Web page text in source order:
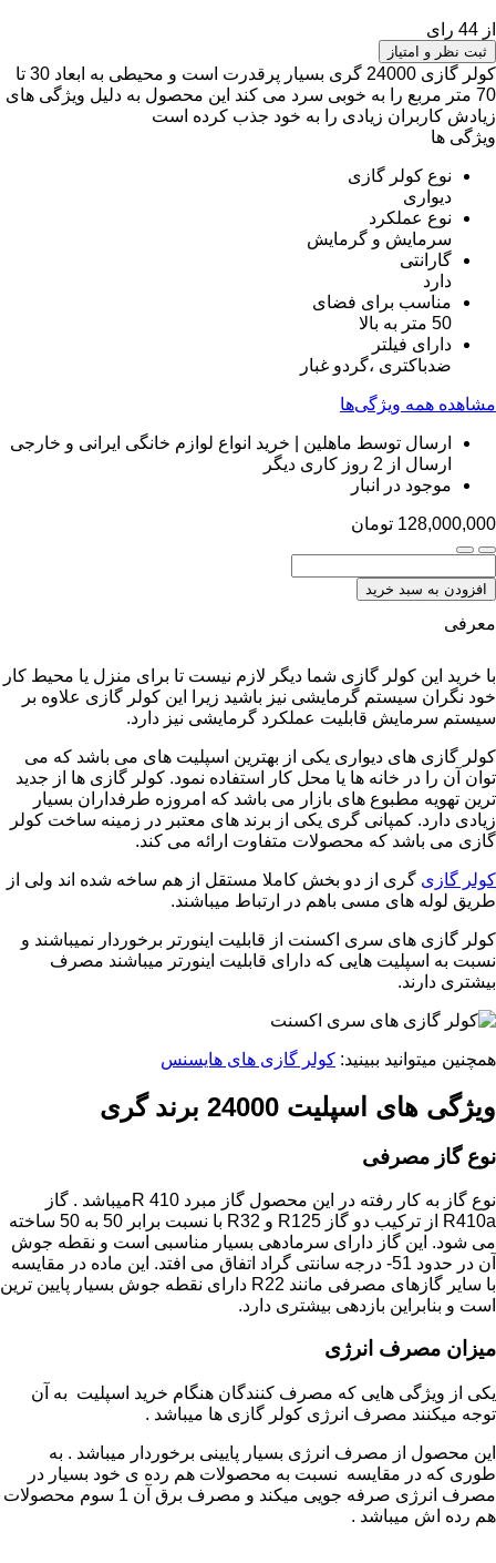
از 44 رای
ثبت نظر و امتیاز
کولر گازی 24000 گری بسیار پرقدرت است و محیطی به ابعاد 30 تا
70 متر مربع را به خوبی سرد می کند این محصول به دلیل ویژگی های
زیادش کاربران زیادی را به خود جذب کرده است
ویژگی ها
نوع کولر گازی
دیواری
نوع عملکرد
سرمایش و گرمایش
گارانتی
دارد
مناسب برای فضای
50 متر به بالا
دارای فیلتر
ضدباکتری ،گردو غبار
مشاهده همه ویژگی‌ها
ارسال توسط ماهلین | خرید انواع لوازم خانگی ایرانی و خارجی
ارسال از 2 روز کاری دیگر
موجود در انبار
128,000,000 تومان
افزودن به سبد خرید
معرفی
با خرید این کولر گازی شما دیگر لازم نیست تا برای منزل یا محیط کار
خود نگران سیستم گرمایشی نیز باشید زیرا این کولر گازی علاوه بر
سیستم سرمایش قابلیت عملکرد گرمایشی نیز دارد.
کولر گازی های دیواری یکی از بهترین اسپلیت های می باشد که می
توان آن را در خانه ها یا محل کار استفاده نمود. کولر گازی ها از جدید
ترین تهویه مطبوع های بازار می باشد که امروزه طرفداران بسیار
زیادی دارد. کمپانی گری یکی از برند های معتبر در زمینه ساخت کولر
گازی می باشد که محصولات متفاوت ارائه می کند.
کولر گازی گری از دو بخش کاملا مستقل از هم ساخه شده اند ولی از
طریق لوله های مسی باهم در ارتباط میباشند.
کولر گازی های سری اکسنت از قابلیت اینورتر برخوردار نمیباشند و
نسبت به اسپلیت هایی که دارای قابلیت اینورتر میباشند مصرف
بیشتری دارند.
همچنین میتوانید ببینید: کولر گازی های هایسنس
ویژگی های اسپلیت 24000 برند گری
نوع گاز مصرفی
نوع گاز به کار رفته در این محصول گاز مبرد 410 Rمیباشد . گاز
R410a از ترکیب دو گاز R125 و R32 با نسبت برابر 50 به 50 ساخته
می شود. این گاز دارای سرمادهی بسیار مناسبی است و نقطه جوش
آن در حدود 51- درجه سانتی گراد اتفاق می افتد. این ماده در مقایسه
با سایر گازهای مصرفی مانند R22 دارای نقطه جوش بسیار پایین ترین
است و بنابراین بازدهی بیشتری دارد.
میزان مصرف انرژی
یکی از ویژگی هایی که مصرف کنندگان هنگام خرید اسپلیت به آن
توجه میکنند مصرف انرژی کولر گازی ها میباشد .
این محصول از مصرف انرژی بسیار پایینی برخوردار میباشد . به
طوری که در مقایسه نسبت به محصولات هم رده ی خود بسیار در
مصرف انرژی صرفه جویی میکند و مصرف برق آن 1 سوم محصولات
هم رده اش میباشد .